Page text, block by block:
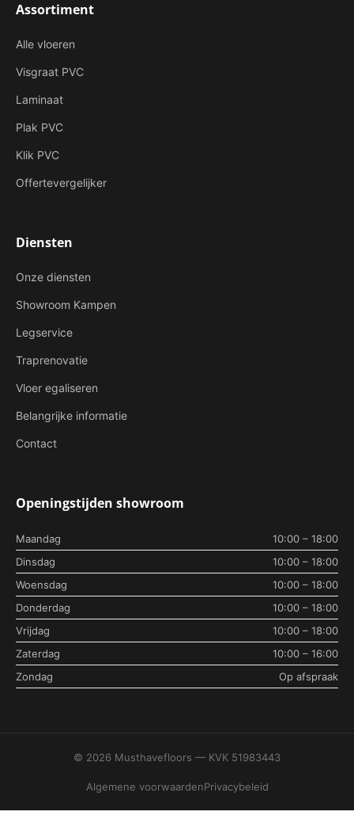
Assortiment
Alle vloeren
Visgraat PVC
Laminaat
Plak PVC
Klik PVC
Offertevergelijker
Diensten
Onze diensten
Showroom Kampen
Legservice
Traprenovatie
Vloer egaliseren
Belangrijke informatie
Contact
Openingstijden showroom
Maandag
10:00 – 18:00
Dinsdag
10:00 – 18:00
Woensdag
10:00 – 18:00
Donderdag
10:00 – 18:00
Vrijdag
10:00 – 18:00
Zaterdag
10:00 – 16:00
Zondag
Op afspraak
© 2026 Musthavefloors — KVK 51983443
Algemene voorwaardenPrivacybeleid